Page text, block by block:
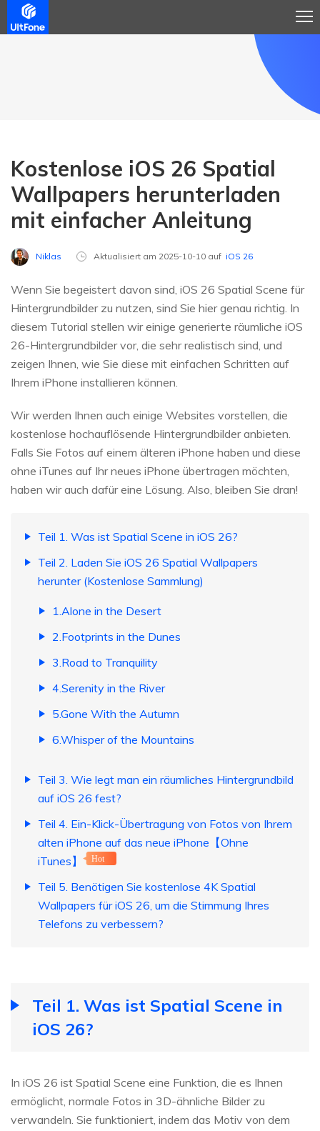
Kostenlose iOS 26 Spatial
Wallpapers herunterladen
mit einfacher Anleitung
Niklas Aktualisiert am 2025-10-10 auf iOS 26
Wenn Sie begeistert davon sind, iOS 26 Spatial Scene für
Hintergrundbilder zu nutzen, sind Sie hier genau richtig. In
diesem Tutorial stellen wir einige generierte räumliche iOS
26-Hintergrundbilder vor, die sehr realistisch sind, und
zeigen Ihnen, wie Sie diese mit einfachen Schritten auf
Ihrem iPhone installieren können.
Wir werden Ihnen auch einige Websites vorstellen, die
kostenlose hochauflösende Hintergrundbilder anbieten.
Falls Sie Fotos auf einem älteren iPhone haben und diese
ohne iTunes auf Ihr neues iPhone übertragen möchten,
haben wir auch dafür eine Lösung. Also, bleiben Sie dran!
Teil 1. Was ist Spatial Scene in iOS 26?
Teil 2. Laden Sie iOS 26 Spatial Wallpapers
herunter (Kostenlose Sammlung)
1.Alone in the Desert
2.Footprints in the Dunes
3.Road to Tranquility
4.Serenity in the River
5.Gone With the Autumn
6.Whisper of the Mountains
Teil 3. Wie legt man ein räumliches Hintergrundbild
auf iOS 26 fest?
Teil 4. Ein-Klick-Übertragung von Fotos von Ihrem
alten iPhone auf das neue iPhone【Ohne
iTunes】
Hot
Teil 5. Benötigen Sie kostenlose 4K Spatial
Wallpapers für iOS 26, um die Stimmung Ihres
Telefons zu verbessern?
Teil 1. Was ist Spatial Scene in
iOS 26?
In iOS 26 ist Spatial Scene eine Funktion, die es Ihnen
ermöglicht, normale Fotos in 3D-ähnliche Bilder zu
verwandeln. Sie funktioniert, indem das Motiv von dem